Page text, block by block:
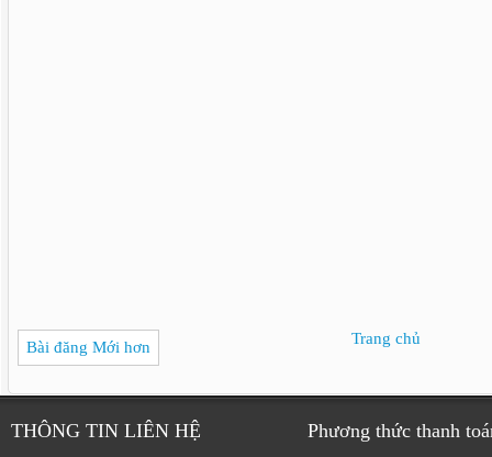
Bài đăng Mới hơn Trang chủ
THÔNG TIN LIÊN HỆ Phương thức thanh